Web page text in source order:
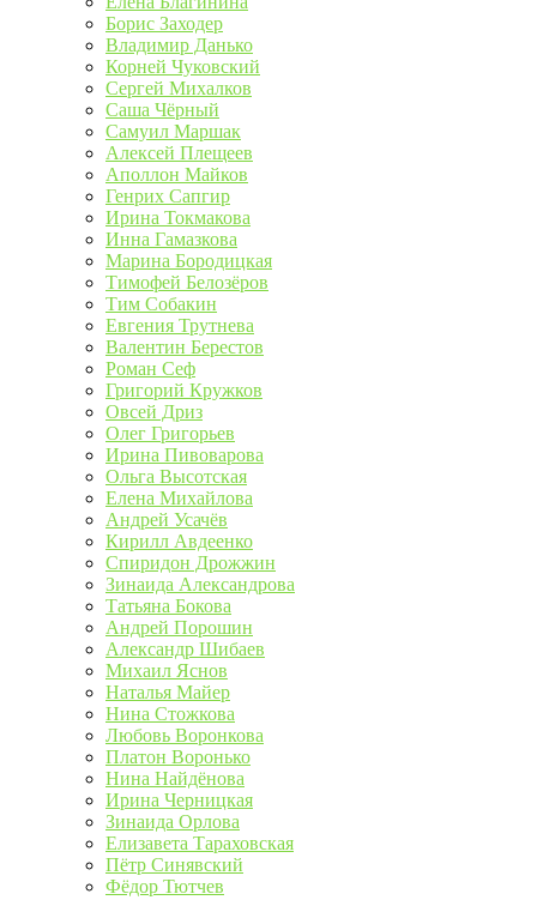
Борис Заходер
Владимир Данько
Корней Чуковский
Сергей Михалков
Саша Чёрный
Самуил Маршак
Алексей Плещеев
Аполлон Майков
Генрих Сапгир
Ирина Токмакова
Инна Гамазкова
Марина Бородицкая
Тимофей Белозёров
Тим Собакин
Евгения Трутнева
Валентин Берестов
Роман Сеф
Григорий Кружков
Овсей Дриз
Олег Григорьев
Ирина Пивоварова
Ольга Высотская
Елена Михайлова
Андрей Усачёв
Кирилл Авдеенко
Спиридон Дрожжин
Зинаида Александрова
Татьяна Бокова
Андрей Порошин
Александр Шибаев
Михаил Яснов
Наталья Майер
Нина Стожкова
Любовь Воронкова
Платон Воронько
Нина Найдёнова
Ирина Черницкая
Зинаида Орлова
Елизавета Тараховская
Пётр Синявский
Фёдор Тютчев